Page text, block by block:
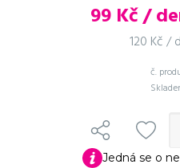
99 Kč /
120 Kč /
č.
Jedná se o